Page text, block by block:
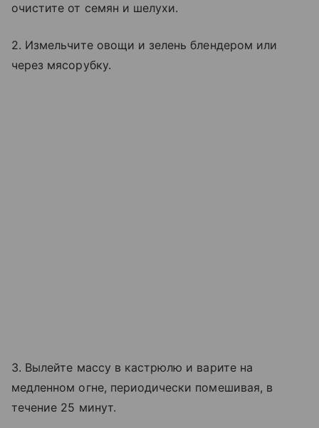
очистите от семян и шелухи.
2. Измельчите овощи и зелень блендером или
через мясорубку.
3. Вылейте массу в кастрюлю и варите на
медленном огне, периодически помешивая, в
течение 25 минут.